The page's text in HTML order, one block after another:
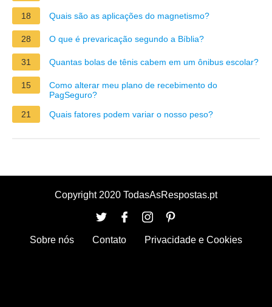
18 Quais são as aplicações do magnetismo?
28 O que é prevaricação segundo a Bíblia?
31 Quantas bolas de tênis cabem em um ônibus escolar?
15
Como alterar meu plano de recebimento do
PagSeguro?
21
Quais fatores podem variar o nosso peso?
Copyright 2020 TodasAsRespostas.pt
Sobre nós Contato Privacidade e Cookies